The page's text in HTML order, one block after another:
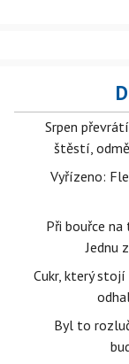
Srpen
štěstí,
Vyřízeno:
Při bouřce
Jednu
Cukr, který stojí
Byl to